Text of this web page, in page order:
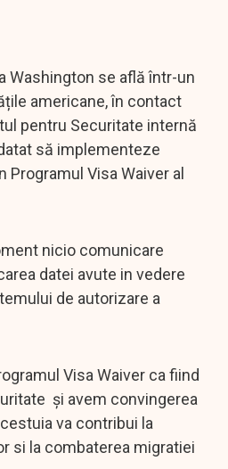
Washington se află într-un
americane, în contact
pentru Securitate internă
să implementeze
Programul Visa Waiver al
nicio comunicare
datei avute in vedere
de autorizare a
Visa Waiver ca fiind
și avem convingerea
va contribui la
si la combaterea migratiei